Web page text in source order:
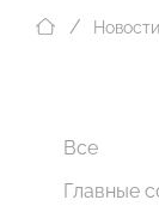
Новости
Все
Главные